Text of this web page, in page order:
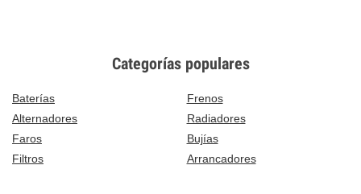
Categorías populares
Baterías
Frenos
Alternadores
Radiadores
Faros
Bujías
Filtros
Arrancadores